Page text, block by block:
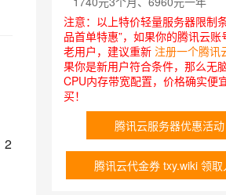
2
注意：以上特价轻量服务器限制
品首单特惠”，如果你的腾讯云账
老用户，建议重新 注册一个腾讯
果你是新用户符合条件，那么无
CPU内存带宽配置，价格确实便
买！
腾讯云服务器优惠活动
腾讯云代金券 txy.wiki 领取